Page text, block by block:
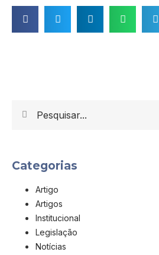
Categorias
Artigo
Artigos
Institucional
Legislação
Notícias